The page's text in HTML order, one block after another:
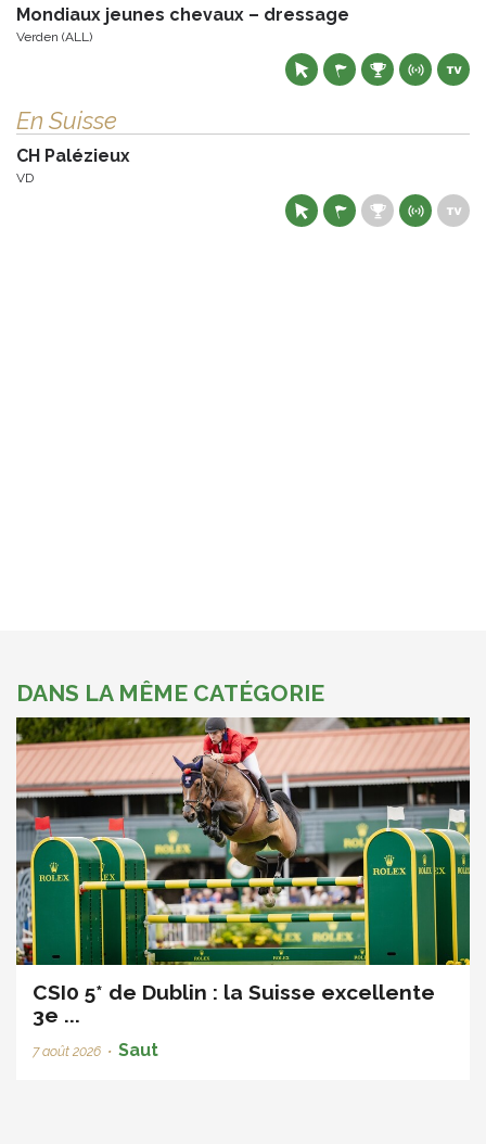
Mondiaux jeunes chevaux – dressage
Verden (ALL)
En Suisse
CH Palézieux
VD
DANS LA MÊME CATÉGORIE
CSI0 5* de Dublin : la Suisse excellente
3e ...
7 août 2026 • Saut